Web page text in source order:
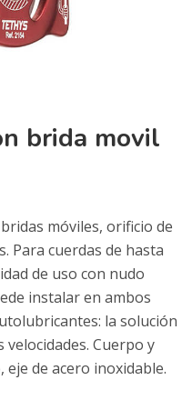
brida movil
móviles, orificio de
Para cuerdas de hasta
de uso con nudo
instalar en ambos
la solución
Cuerpo y
eje de acero inoxidable.